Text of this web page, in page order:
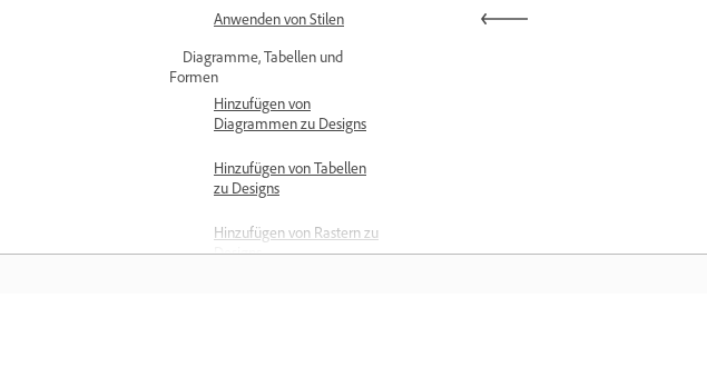
Anwenden von Stilen
Diagramme, Tabellen und
Formen
Hinzufügen von
Diagrammen zu Designs
Hinzufügen von Tabellen
zu Designs
Hinzufügen von Rastern zu
Designs